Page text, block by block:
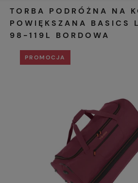
TORBA PODRÓŻNA NA
POWIĘKSZANA BASICS
98-119L BORDOWA
PROMOCJA